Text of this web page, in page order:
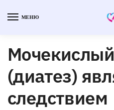
МЕНЮ
(диатез)
следствием